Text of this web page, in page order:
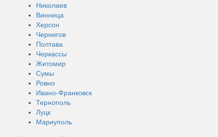
Николаев
Винница
Херсон
Чернигов
Полтава
Черкассы
Житомир
Сумы
Ровно
Ивано-Франковск
Тернополь
Луцк
Мариуполь